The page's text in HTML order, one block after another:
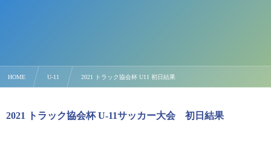
HOME U-11 2021 トラック協会杯 U11 初日結果
2021 トラック協会杯 U-11サッカー大会 初日結果